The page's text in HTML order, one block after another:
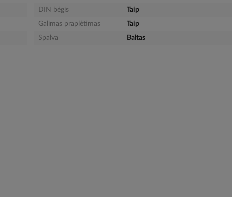
DIN bėgis
Taip
Galimas praplėtimas
Taip
Spalva
Baltas